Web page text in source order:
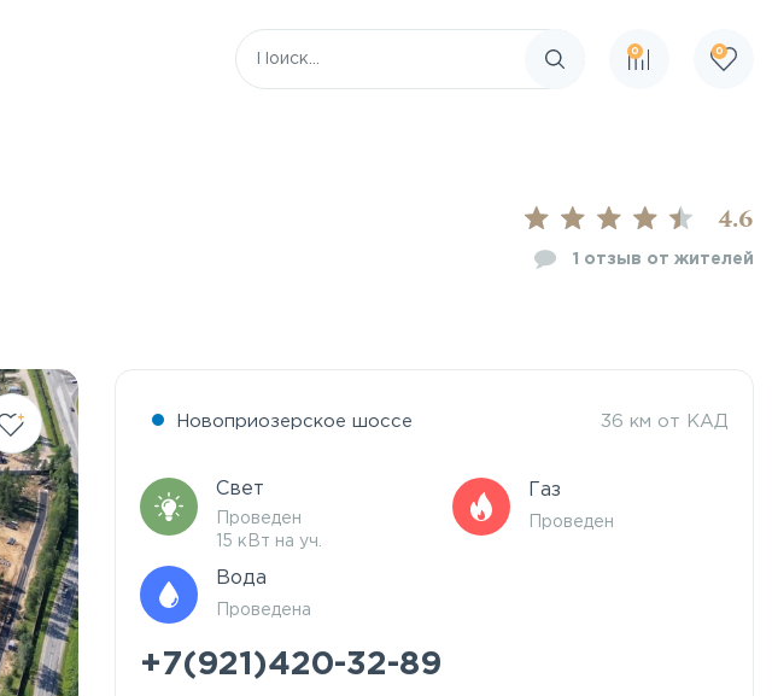
Поиск по сайту
0 0
4.6
1 отзыв от жителей
Новоприозерское шоссе 36 км от КАД
Свет
Проведен
15 кВт на уч.
Газ
Проведен
Вода
Проведена
+7(921)420-32-89